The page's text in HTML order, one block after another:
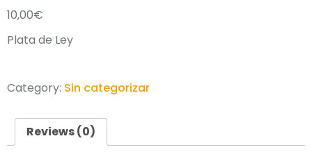
10,00€
Plata de Ley
Category: Sin categorizar
Reviews (0)